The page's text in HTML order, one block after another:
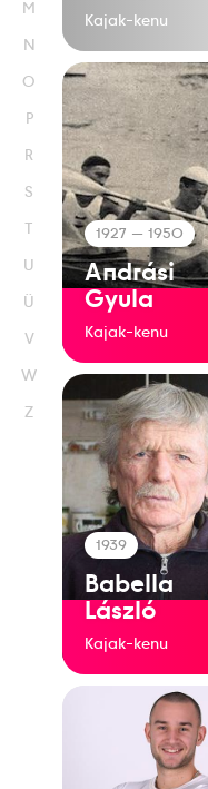
M
N
O
P
R
S
T
U
Ü
V
W
Z
Kajak-kenu
1927 — 1950
Andrási
Gyula
Kajak-kenu
1939
Babella
László
Kajak-kenu